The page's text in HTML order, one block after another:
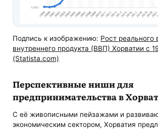
Подпись к изображению: Рост реального
внутреннего продукта (ВВП) Хорватии с
(Statista.com)
Перспективные ниши для
предпринимательства в
С её живописными пейзажами и
экономическим сектором, Хорватия